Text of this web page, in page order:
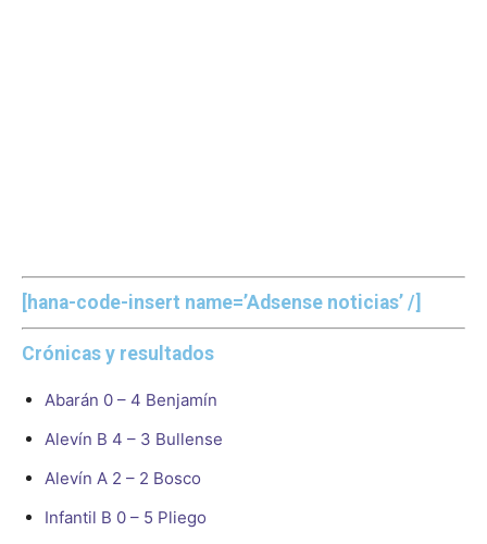
[hana-code-insert name=’Adsense noticias’ /]
Crónicas y resultados
Abarán 0 – 4 Benjamín
Alevín B 4 – 3 Bullense
Alevín A 2 – 2 Bosco
Infantil B 0 – 5 Pliego